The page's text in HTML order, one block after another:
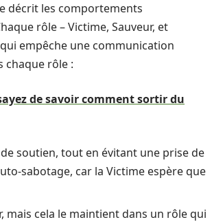
décrit les comportements
rôle – Victime, Sauveur, et
empêche une communication
chaque rôle :
de savoir comment sortir du
soutien, tout en évitant une prise de
sabotage, car la Victime espère que
cela le maintient dans un rôle qui